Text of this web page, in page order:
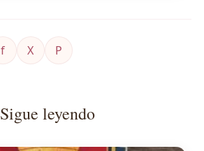
f X P
Sigue leyendo